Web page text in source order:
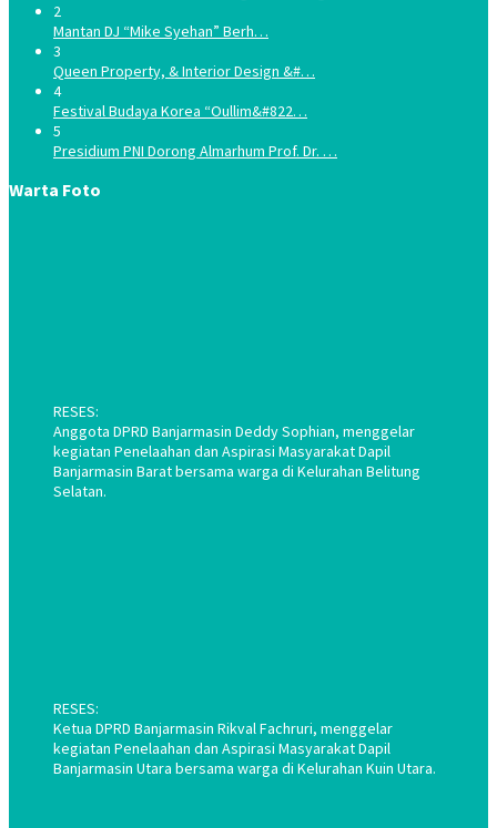
2
Mantan DJ “Mike Syehan” Berh…
3
Queen Property, & Interior Design &#…
4
Festival Budaya Korea “Oullim&#822…
5
Presidium PNI Dorong Almarhum Prof. Dr. …
Warta Foto
RESES:
Anggota DPRD Banjarmasin Deddy Sophian, menggelar
kegiatan Penelaahan dan Aspirasi Masyarakat Dapil
Banjarmasin Barat bersama warga di Kelurahan Belitung
Selatan.
RESES:
Ketua DPRD Banjarmasin Rikval Fachruri, menggelar
kegiatan Penelaahan dan Aspirasi Masyarakat Dapil
Banjarmasin Utara bersama warga di Kelurahan Kuin Utara.